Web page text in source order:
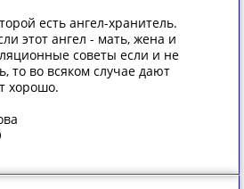
есть ангел-хранитель.
этот ангел - мать, жена и
советы если и не
то во всяком случае дают
хорошо.